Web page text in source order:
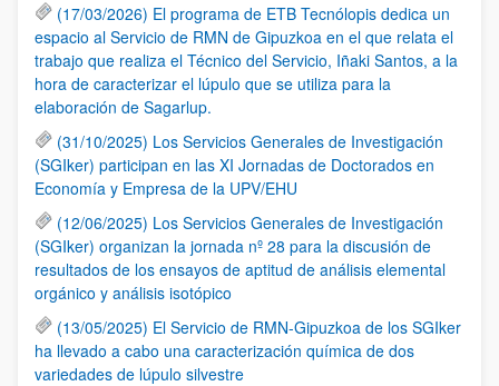
(17/03/2026) El programa de ETB Tecnólopis dedica un
espacio al Servicio de RMN de Gipuzkoa en el que relata el
trabajo que realiza el Técnico del Servicio, Iñaki Santos, a la
hora de caracterizar el lúpulo que se utiliza para la
elaboración de Sagarlup.
(31/10/2025) Los Servicios Generales de Investigación
(SGIker) participan en las XI Jornadas de Doctorados en
Economía y Empresa de la UPV/EHU
(12/06/2025) Los Servicios Generales de Investigación
(SGIker) organizan la jornada nº 28 para la discusión de
resultados de los ensayos de aptitud de análisis elemental
orgánico y análisis isotópico
(13/05/2025) El Servicio de RMN-Gipuzkoa de los SGIker
ha llevado a cabo una caracterización química de dos
variedades de lúpulo silvestre